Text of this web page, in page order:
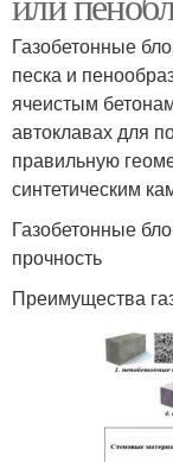
Газобетонные
песка и
ячеистым
автоклавах для
правильную
синтетическим
Газобетонные
прочность
Преимущества